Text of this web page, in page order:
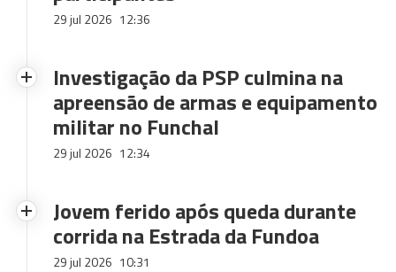
29 jul 2026 12:36
Investigação da PSP culmina na
apreensão de armas e equipamento
militar no Funchal
29 jul 2026 12:34
Jovem ferido após queda durante
corrida na Estrada da Fundoa
29 jul 2026 10:31